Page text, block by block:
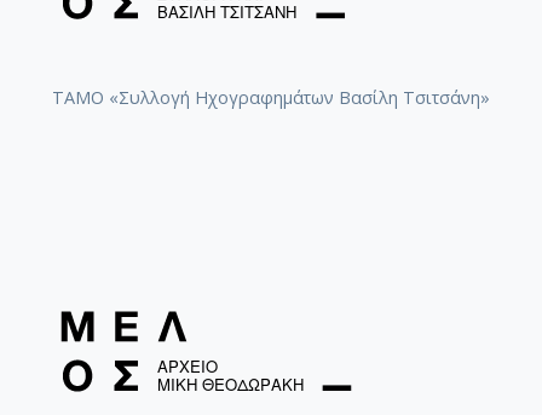
ΤΑΜΟ «Συλλογή Ηχογραφημάτων Βασίλη Τσιτσάνη»